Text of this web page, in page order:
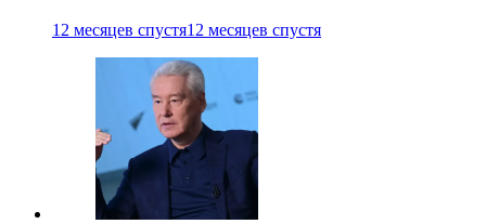
12 месяцев спустя12 месяцев спустя